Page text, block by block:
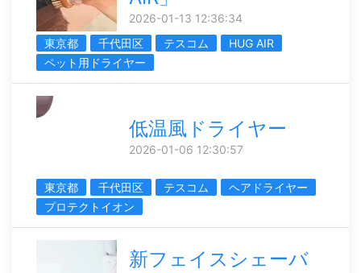
2026-01-13 12:36:34
東京都
千代田区 テスコム
HUG AIR
ペット用ドライヤー
低温風ドライヤー
2026-01-06 12:30:57
東京都 千代田区 テスコム
ヘアドライヤー
プロテクトイオン
新フェイスシェーバ